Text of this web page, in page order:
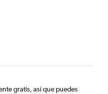
gratis, así que puedes